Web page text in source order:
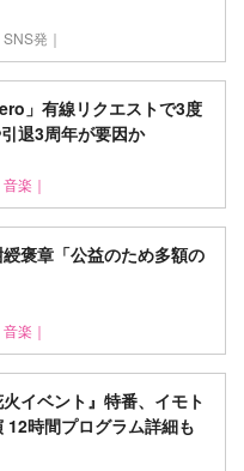
SNS発｜
」有線リクエストで3度
退3周年が要因か
音楽｜
褒章「公益のため多額の
音楽｜
イベント』特番、イモト
12時間プログラム詳細も